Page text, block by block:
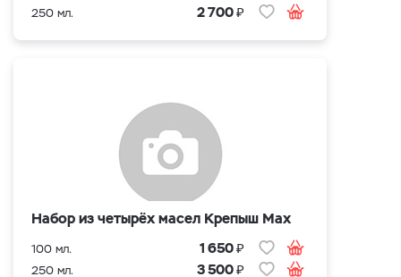
250 мл. 2 700₽
Набор из четырёх масел Крепыш Max
100 мл. 1 650₽
250 мл. 3 500₽